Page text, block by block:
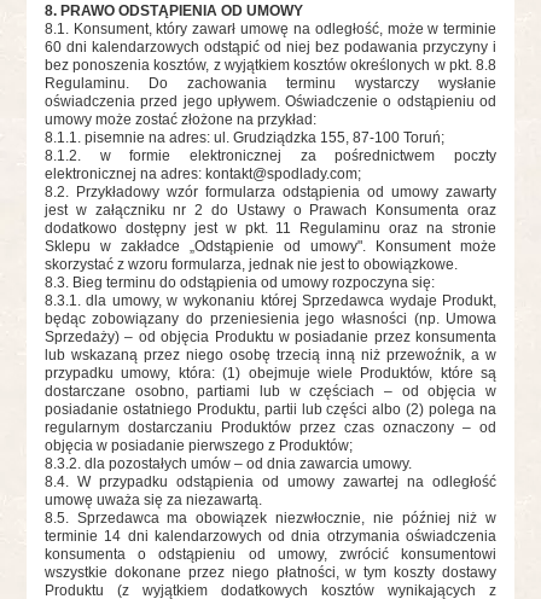
8. PRAWO ODSTĄPIENIA OD UMOWY
8.1. Konsument, który zawarł umowę na odległość, może w terminie
60 dni kalendarzowych odstąpić od niej bez podawania przyczyny i
bez ponoszenia kosztów, z wyjątkiem kosztów określonych w pkt. 8.8
Regulaminu. Do zachowania terminu wystarczy wysłanie
oświadczenia przed jego upływem. Oświadczenie o odstąpieniu od
umowy może zostać złożone na przykład:
8.1.1. pisemnie na adres: ul. Grudziądzka 155, 87-100 Toruń;
8.1.2. w formie elektronicznej za pośrednictwem poczty
elektronicznej na adres: kontakt@spodlady.com;
8.2. Przykładowy wzór formularza odstąpienia od umowy zawarty
jest w załączniku nr 2 do Ustawy o Prawach Konsumenta oraz
dodatkowo dostępny jest w pkt. 11 Regulaminu oraz na stronie
Sklepu w zakładce „Odstąpienie od umowy". Konsument może
skorzystać z wzoru formularza, jednak nie jest to obowiązkowe.
8.3. Bieg terminu do odstąpienia od umowy rozpoczyna się:
8.3.1. dla umowy, w wykonaniu której Sprzedawca wydaje Produkt,
będąc zobowiązany do przeniesienia jego własności (np. Umowa
Sprzedaży) – od objęcia Produktu w posiadanie przez konsumenta
lub wskazaną przez niego osobę trzecią inną niż przewoźnik, a w
przypadku umowy, która: (1) obejmuje wiele Produktów, które są
dostarczane osobno, partiami lub w częściach – od objęcia w
posiadanie ostatniego Produktu, partii lub części albo (2) polega na
regularnym dostarczaniu Produktów przez czas oznaczony – od
objęcia w posiadanie pierwszego z Produktów;
8.3.2. dla pozostałych umów – od dnia zawarcia umowy.
8.4. W przypadku odstąpienia od umowy zawartej na odległość
umowę uważa się za niezawartą.
8.5. Sprzedawca ma obowiązek niezwłocznie, nie później niż w
terminie 14 dni kalendarzowych od dnia otrzymania oświadczenia
konsumenta o odstąpieniu od umowy, zwrócić konsumentowi
wszystkie dokonane przez niego płatności, w tym koszty dostawy
Produktu (z wyjątkiem dodatkowych kosztów wynikających z